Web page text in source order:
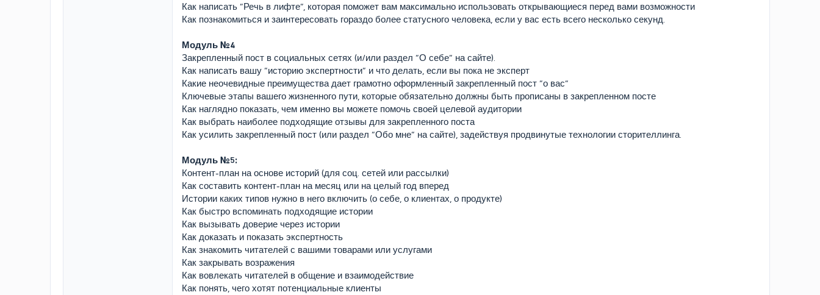
Как написать “Речь в лифте”, которая поможет вам максимально использовать открывающиеся перед вами возможности
Как познакомиться и заинтересовать гораздо более статусного человека, если у вас есть всего несколько секунд.
Модуль №4
Закрепленный пост в социальных сетях (и/или раздел “О себе” на сайте).
Как написать вашу “историю экспертности” и что делать, если вы пока не эксперт
Какие неочевидные преимущества дает грамотно оформленный закрепленный пост “о вас”
Ключевые этапы вашего жизненного пути, которые обязательно должны быть прописаны в закрепленном посте
Как наглядно показать, чем именно вы можете помочь своей целевой аудитории
Как выбрать наиболее подходящие отзывы для закрепленного поста
Как усилить закрепленный пост (или раздел “Обо мне” на сайте), задействуя продвинутые технологии сторителлинга.
Модуль №5:
Контент-план на основе историй (для соц. сетей или рассылки)
Как составить контент-план на месяц или на целый год вперед
Истории каких типов нужно в него включить (о себе, о клиентах, о продукте)
Как быстро вспоминать подходящие истории
Как вызывать доверие через истории
Как доказать и показать экспертность
Как знакомить читателей с вашими товарами или услугами
Как закрывать возражения
Как вовлекать читателей в общение и взаимодействие
Как понять, чего хотят потенциальные клиенты